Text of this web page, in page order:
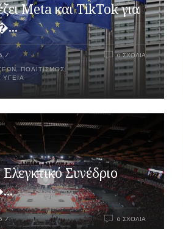
Meta και TikTok για
ΠΟΛΙΤΙΣΜΌΣ
ΥΓΕΊΑ
0 ΣΧΌΛΙΑ
Συνέδριο
0 ΣΧΌΛΙΑ